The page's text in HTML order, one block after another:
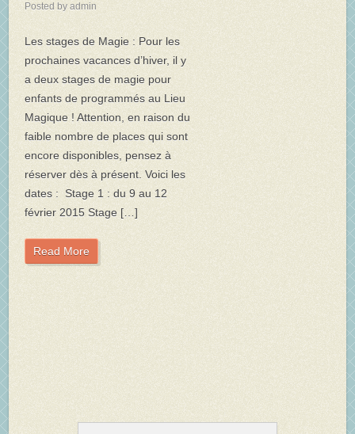
Posted by admin
Les stages de Magie : Pour les
prochaines vacances d’hiver, il y
a deux stages de magie pour
enfants de programmés au Lieu
Magique ! Attention, en raison du
faible nombre de places qui sont
encore disponibles, pensez à
réserver dès à présent. Voici les
dates : Stage 1 : du 9 au 12
février 2015 Stage […]
Read More